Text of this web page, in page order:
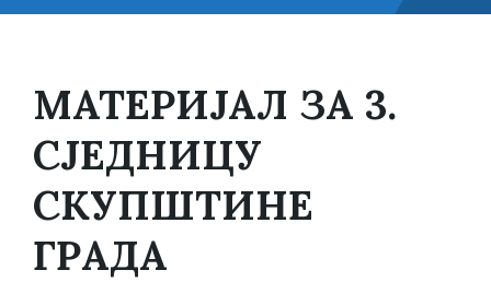
МАТЕРИЈАЛ ЗА 3.
СЈЕДНИЦУ
СКУПШТИНЕ
ГРАДА